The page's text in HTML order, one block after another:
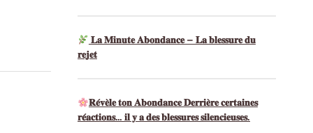
𝐋𝐚 𝐌𝐢𝐧𝐮𝐭𝐞 𝐀𝐛𝐨𝐧𝐝𝐚𝐧𝐜𝐞 – 𝐋𝐚 𝐛𝐥𝐞𝐬𝐬𝐮𝐫𝐞 𝐝𝐮
𝐫𝐞𝐣𝐞𝐭
𝐑𝐞́𝐯𝐞̀𝐥𝐞 𝐭𝐨𝐧 𝐀𝐛𝐨𝐧𝐝𝐚𝐧𝐜𝐞 𝐃𝐞𝐫𝐫𝐢𝐞̀𝐫𝐞 𝐜𝐞𝐫𝐭𝐚𝐢𝐧𝐞𝐬
𝐫𝐞́𝐚𝐜𝐭𝐢𝐨𝐧𝐬… 𝐢𝐥 𝐲 𝐚 𝐝𝐞𝐬 𝐛𝐥𝐞𝐬𝐬𝐮𝐫𝐞𝐬 𝐬𝐢𝐥𝐞𝐧𝐜𝐢𝐞𝐮𝐬𝐞𝐬.